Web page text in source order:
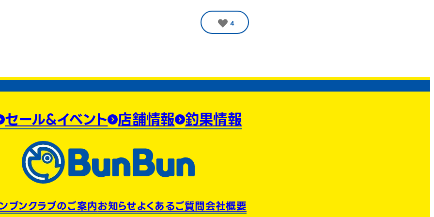
4
セール&イベント 店舗情報 釣果情報
ブンクラブのご案内お知らせよくあるご質問会社概要